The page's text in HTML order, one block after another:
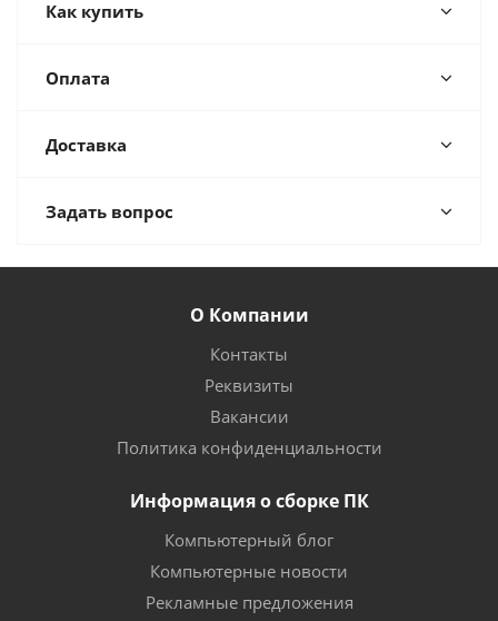
Как купить
Оплата
Доставка
Задать вопрос
О Компании
Контакты
Реквизиты
Вакансии
Политика конфиденциальности
Информация о сборке ПК
Компьютерный блог
Компьютерные новости
Рекламные предложения